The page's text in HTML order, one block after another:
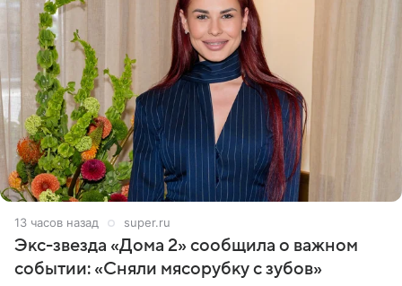
13 часов назад super.ru
Экс-звезда «Дома 2» сообщила о важном
событии: «Сняли мясорубку с зубов»